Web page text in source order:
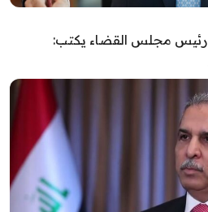
رئيس مجلس القضاء يكتب: